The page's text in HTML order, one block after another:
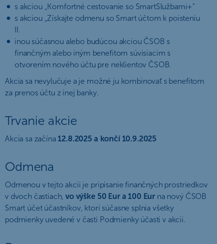
s akciou „Komfortné cestovanie so SmartSlužbami+“
s akciou „Získajte odmenu so Smart účtom k poisteniu
II.
inou súčasnou alebo budúcou akciou ČSOB s
finančným alebo iným benefitom súvisiacim s
otvorením nového účtu pre neklientov ČSOB.
Akcia sa nevylučuje a je možné ju kombinovať s benefitom
za prenos účtu z inej banky.
Trvanie akcie
Akcia sa začína 12.8.2025 a končí 10.9.2025
Odmena
Odmenou v tejto akcii je pripísanie finančných prostriedkov
v dvoch častiach,vo výške 50 Eur a 100 Eur na nový ČSOB
Smart účet účastníkov, ktorí súčasne splnia všetky
podmienky uvedené v časti Podmienky účasti v akcii.